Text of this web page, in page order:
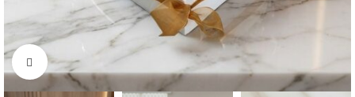
Click to enlarge